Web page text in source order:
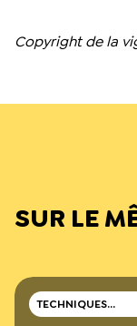
Copyright de la
SUR LE
TECHNIQUES